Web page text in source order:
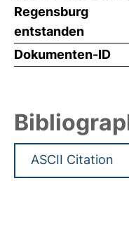
Regensburg
entstanden
Dokumenten-ID